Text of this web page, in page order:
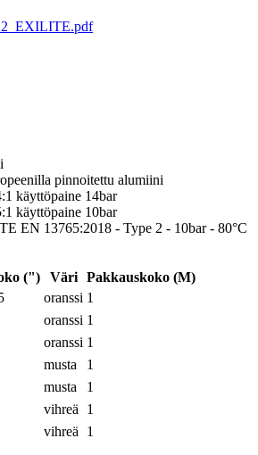
pinnoitettu alumiini
käyttöpaine 14bar
käyttöpaine 10bar
EN 13765:2018 - Type 2 - 10bar - 80°C
(") Väri Pakkauskoko (M)
oranssi 1
oranssi 1
oranssi 1
musta
1
musta
1
vihreä
1
vihreä
1